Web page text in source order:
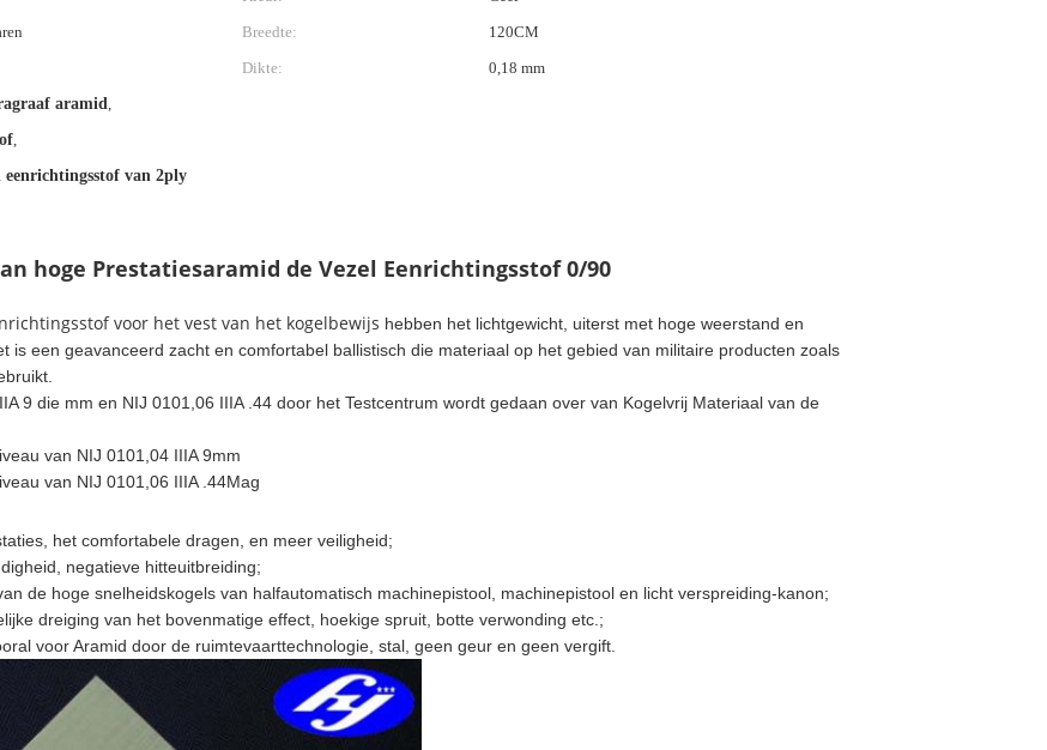
Breedte:
120CM
Dikte:
0,18 mm
aramid,
,
eenrichtingsstof van 2ply
hoge Prestatiesaramid de Vezel Eenrichtingsstof 0/90
voor het vest van het kogelbewijs hebben het lichtgewicht, uiterst met hoge weerstand en
is een geavanceerd zacht en comfortabel ballistisch die materiaal op het gebied van militaire producten zoals
9 die mm en NIJ 0101,06 IIIA .44 door het Testcentrum wordt gedaan over van Kogelvrij Materiaal van de
van NIJ 0101,04 IIIA 9mm
van NIJ 0101,06 IIIA .44Mag
het comfortabele dragen, en meer veiligheid;
negatieve hitteuitbreiding;
de hoge snelheidskogels van halfautomatisch machinepistool, machinepistool en licht verspreiding-kanon;
dreiging van het bovenmatige effect, hoekige spruit, botte verwonding etc.;
voor Aramid door de ruimtevaarttechnologie, stal, geen geur en geen vergift.